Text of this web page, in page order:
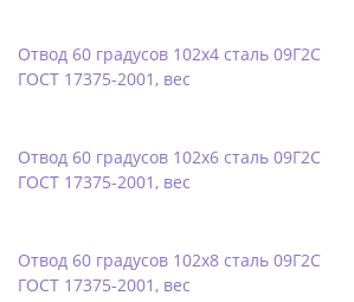
Отвод 60 градусов 102х4 сталь 09Г2С
ГОСТ 17375-2001, вес
Отвод 60 градусов 102х6 сталь 09Г2С
ГОСТ 17375-2001, вес
Отвод 60 градусов 102х8 сталь 09Г2С
ГОСТ 17375-2001, вес